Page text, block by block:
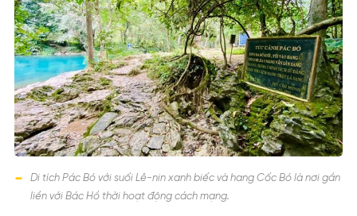
Di tích Pác Bó với suối Lê-nin xanh biếc và hang Cốc Bó là nơi gắn
liền với Bác Hồ thời hoạt động cách mạng.